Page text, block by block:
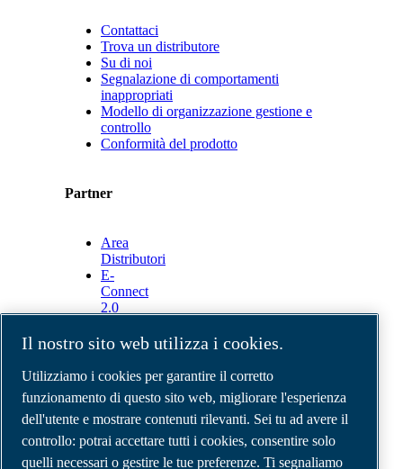
Contattaci
Trova un distributore
Su di noi
Segnalazione di comportamenti
inappropriati
Modello di organizzazione gestione e
controllo
Conformità del prodotto
Partner
Area
Distributori
E-
Connect
2.0
Portal
Media
Gallery
©2026 Compressori d'aria ABAC
Note legali e privacy
Modulo resi
Il nostro sito web utilizza i cookies.
Utilizziamo i cookies per garantire il corretto
funzionamento di questo sito web, migliorare l'esperienza
dell'utente e mostrare contenuti rilevanti. Sei tu ad avere il
controllo: potrai accettare tutti i cookies, consentire solo
quelli necessari o gestire le tue preferenze. Ti segnaliamo